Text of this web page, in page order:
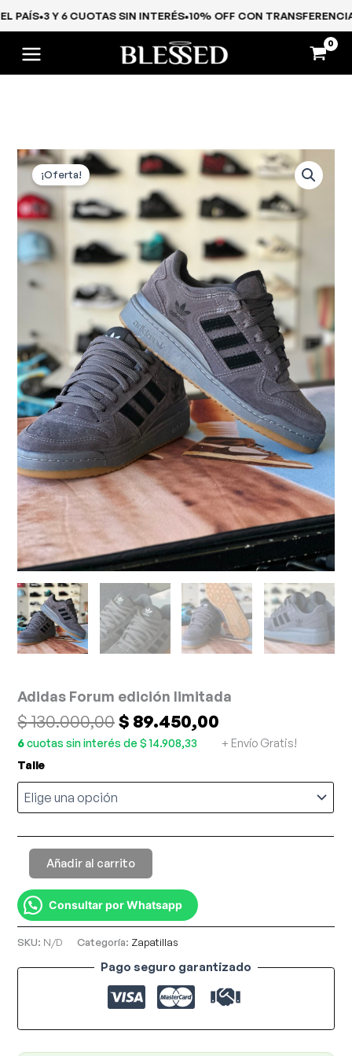
EL PAÍS•3 Y 6 CUOTAS SIN INTERÉS•10% OFF CON
contenido
¡Oferta!
Adidas Forum edición limitada
$130.000,00
precio
original
era:
$ 130.000,00.
$ 89.450,00
El
precio
actual
es:
$ 89.450,00.
6cuotas sin interés de $ 14.908,33 + Envío Gratis!
Talle
Adidas
Forum
edición
limitada
cantidad
Añadir al carrito
Consultar por Whatsapp
SKU: N/D Categoría: Zapatillas
Pago seguro garantizado